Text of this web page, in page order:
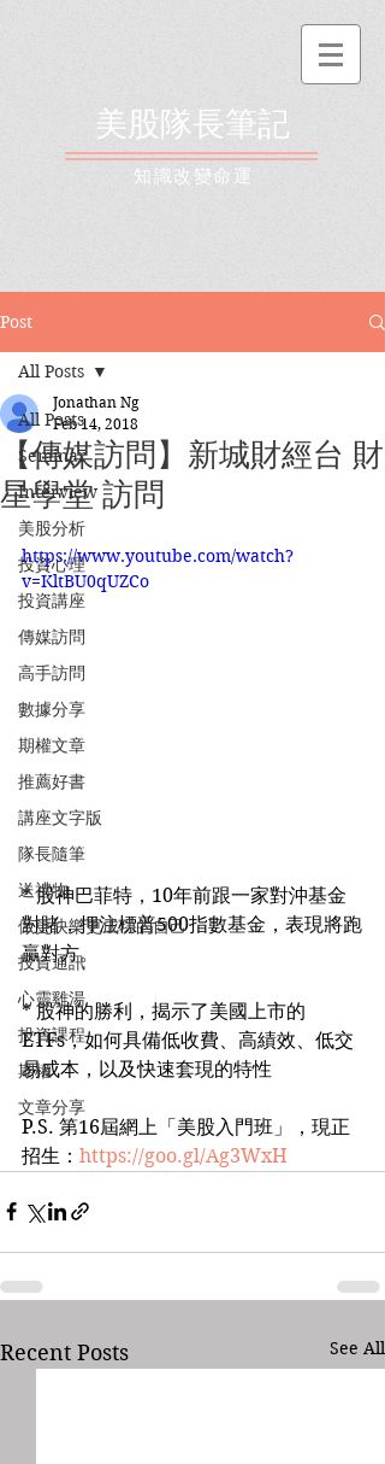
美股隊長筆記
​知識改變命運
Post
All Posts
Seminar
Interview
美股分析
投資心理
投資講座
傳媒訪問
高手訪問
數據分享
期權文章
推薦好書
講座文字版
隊長隨筆
送禮物
做更快樂更成功的自己
投資通訊
心靈雞湯
投資課程
期權
文章分享
All Posts
【傳媒訪問】新城財經台 財
星學堂 訪問
Jonathan Ng
Feb 14, 2018
https://www.youtube.com/watch?
v=KltBU0qUZCo
* 股神巴菲特，10年前跟一家對沖基金
對賭，押注標普500指數基金，表現將跑
贏對方。
* 股神的勝利，揭示了美國上市的
ETFs，如何具備低收費、高績效、低交
易成本，以及快速套現的特性
P.S. 第16屆網上「美股入門班」，現正
招生： https://goo.gl/Ag3WxH
Recent Posts See All